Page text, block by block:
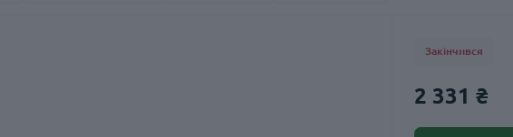
Закінчився
2 331 ₴